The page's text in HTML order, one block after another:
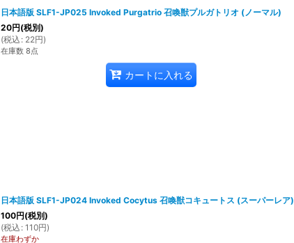
日本語版 SLF1-JP025 Invoked Purgatrio 召喚獣プルガトリオ (ノーマル)
20円(税別)
(税込 : 22円)
在庫数 8点
カートに入れる
日本語版 SLF1-JP024 Invoked Cocytus 召喚獣コキュートス (スーパーレア)
100円(税別)
(税込 : 110円)
在庫わずか